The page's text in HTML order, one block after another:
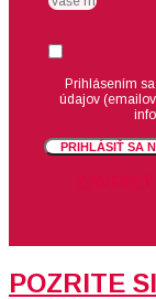
Prihlásením
údajov
PRIHLÁSIŤ SA
POZRITE